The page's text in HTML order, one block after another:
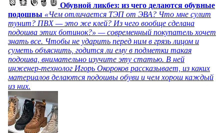
Обувной ликбез: из чего делаются обувные
подошвы «Чем отличается ТЭП от ЭВА? Что мне сулит
тунит? ПВХ — это же клей? Из чего вообще сделана
подошва этих ботинок?» — современный покупатель хочет
знать все. Чтобы не ударить перед ним в грязь лицом и
суметь объяснить, годится ли ему в подметки такая
подошва, внимательно изучите эту статью. В ней
инженер-технолог Игорь Окороков рассказывает, из каких
материалов делаются подошвы обуви и чем хорош каждый
из них.